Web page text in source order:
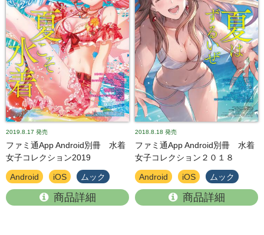
2019.8.17 発売
ファミ通App Android別冊 水着
女子コレクション2019
Android iOS ムック
商品詳細
2018.8.18 発売
ファミ通App Android別冊 水着
女子コレクション２０１８
Android iOS ムック
商品詳細